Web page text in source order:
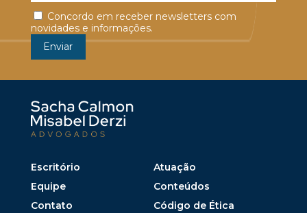
Concordo em receber newsletters com
novidades e informações.
Escritório
Atuação
Equipe
Conteúdos
Contato
Código de Ética